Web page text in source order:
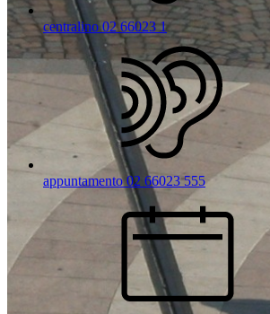
centralino 02 66023 1
appuntamento 02 66023 555